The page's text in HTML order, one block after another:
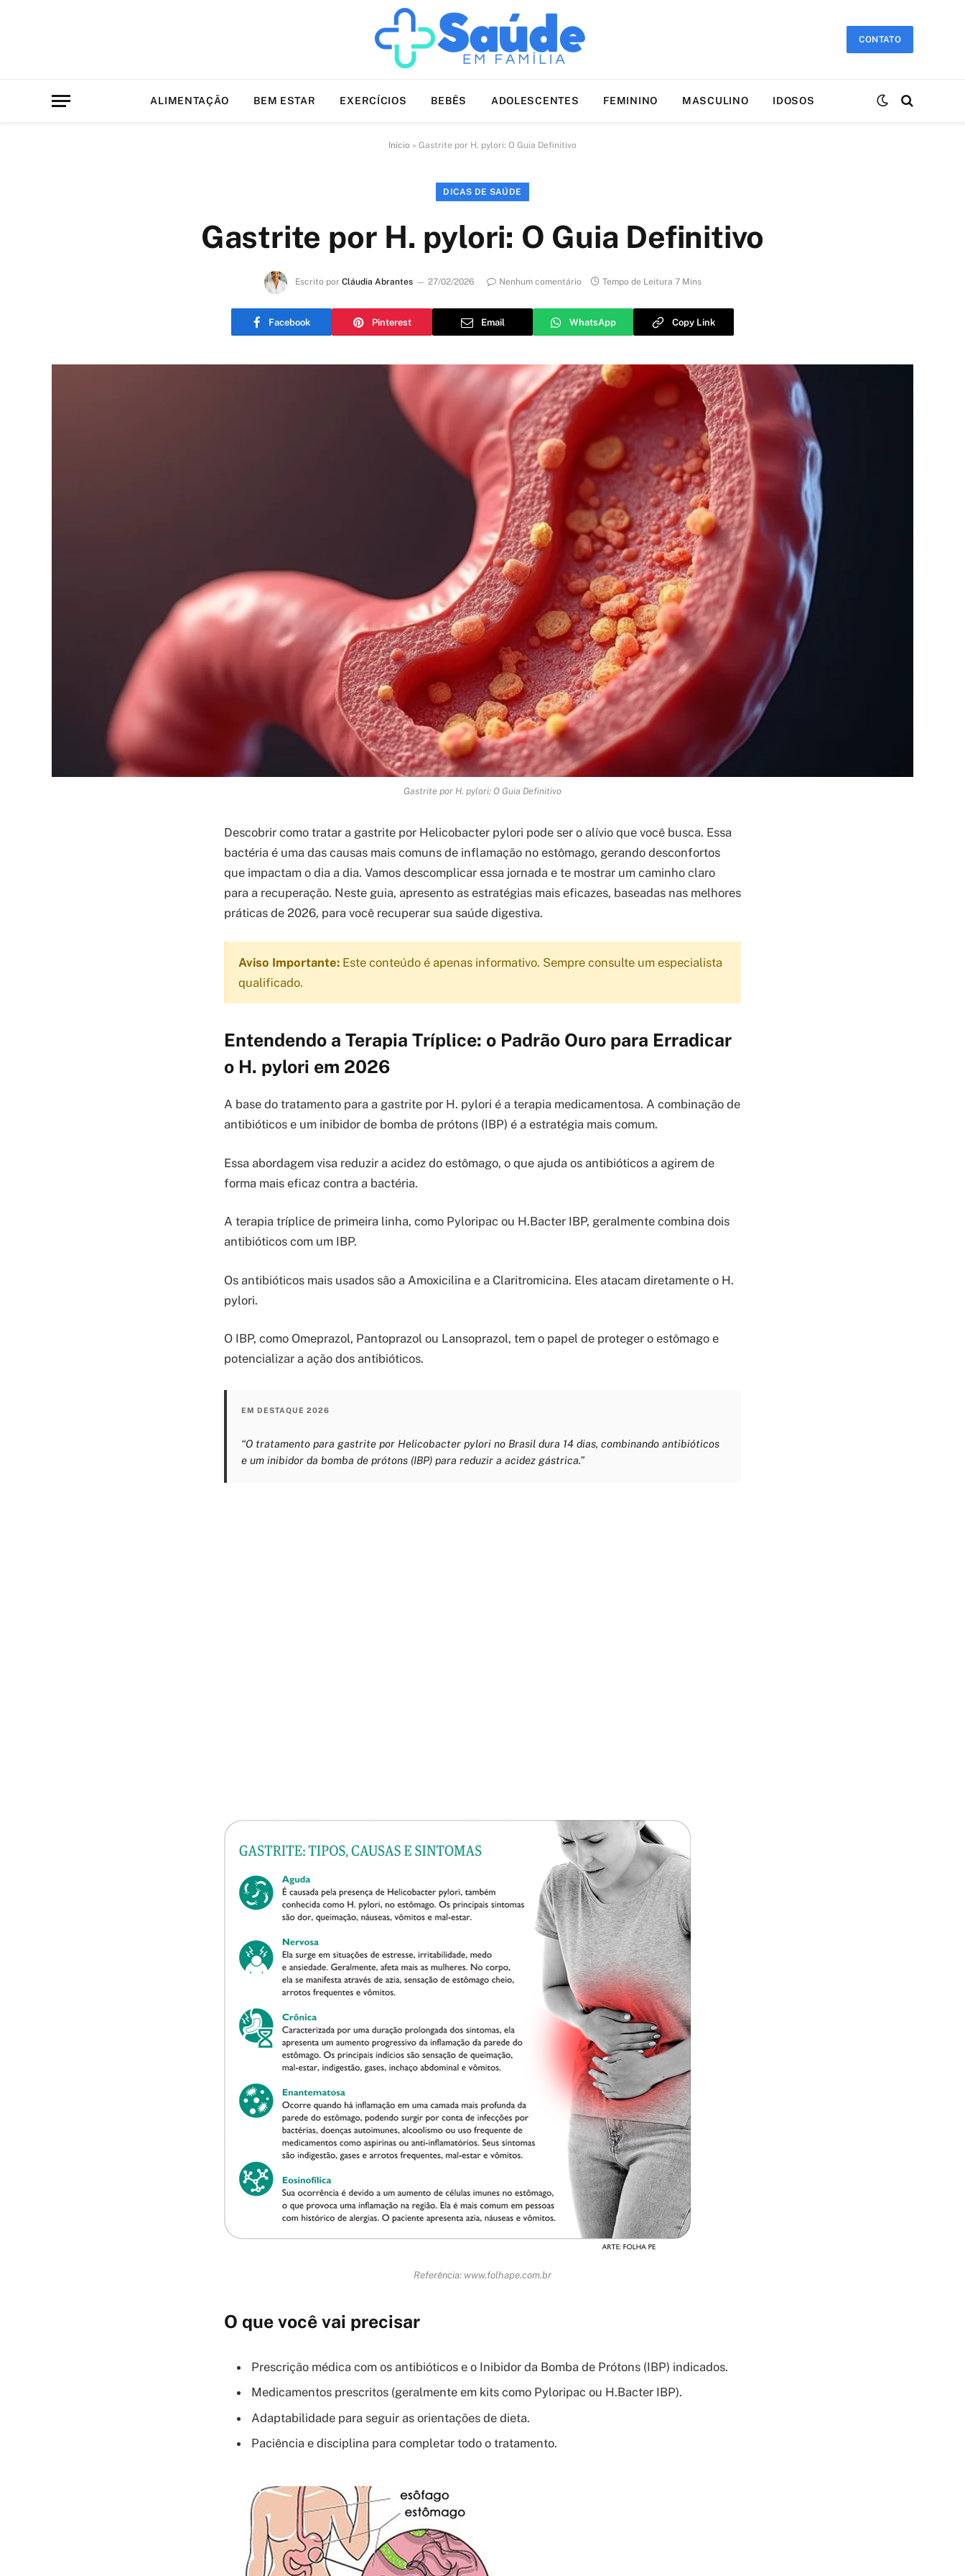
CONTATO
ALIMENTAÇÃO BEM ESTAR EXERCÍCIOS BEBÊS ADOLESCENTES FEMININO MASCULINO IDOSOS
Início » Gastrite por H. pylori: O Guia Definitivo
DICAS DE SAÚDE
Gastrite por H. pylori: O Guia Definitivo
Escrito por Cláudia Abrantes 27/02/2026 Nenhum comentário Tempo de Leitura 7 Mins
Facebook Pinterest Email WhatsApp Copy Link
Gastrite por H. pylori: O Guia Definitivo
Descobrir como tratar a gastrite por Helicobacter pylori pode ser o alívio que você busca. Essa
bactéria é uma das causas mais comuns de inflamação no estômago, gerando desconfortos
que impactam o dia a dia. Vamos descomplicar essa jornada e te mostrar um caminho claro
para a recuperação. Neste guia, apresento as estratégias mais eficazes, baseadas nas melhores
práticas de 2026, para você recuperar sua saúde digestiva.
Aviso Importante: Este conteúdo é apenas informativo. Sempre consulte um especialista
qualificado.
Entendendo a Terapia Tríplice: o Padrão Ouro para Erradicar
o H. pylori em 2026
A base do tratamento para a gastrite por H. pylori é a terapia medicamentosa. A combinação de
antibióticos e um inibidor de bomba de prótons (IBP) é a estratégia mais comum.
Essa abordagem visa reduzir a acidez do estômago, o que ajuda os antibióticos a agirem de
forma mais eficaz contra a bactéria.
A terapia tríplice de primeira linha, como Pyloripac ou H.Bacter IBP, geralmente combina dois
antibióticos com um IBP.
Os antibióticos mais usados são a Amoxicilina e a Claritromicina. Eles atacam diretamente o H.
pylori.
O IBP, como Omeprazol, Pantoprazol ou Lansoprazol, tem o papel de proteger o estômago e
potencializar a ação dos antibióticos.
EM DESTAQUE 2026
“O tratamento para gastrite por Helicobacter pylori no Brasil dura 14 dias, combinando antibióticos
e um inibidor da bomba de prótons (IBP) para reduzir a acidez gástrica.”
Referência: www.folhape.com.br
O que você vai precisar
Prescrição médica com os antibióticos e o Inibidor da Bomba de Prótons (IBP) indicados.
Medicamentos prescritos (geralmente em kits como Pyloripac ou H.Bacter IBP).
Adaptabilidade para seguir as orientações de dieta.
Paciência e disciplina para completar todo o tratamento.